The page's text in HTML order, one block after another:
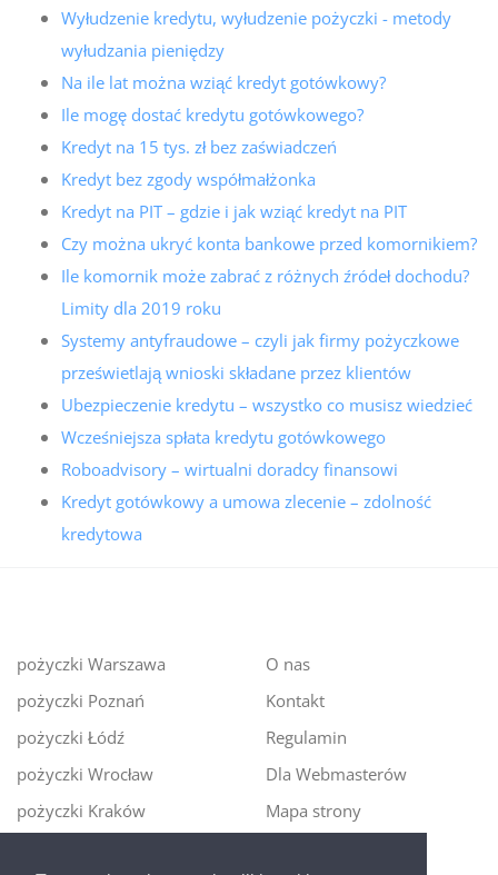
Wyłudzenie kredytu, wyłudzenie pożyczki - metody
wyłudzania pieniędzy
Na ile lat można wziąć kredyt gotówkowy?
Ile mogę dostać kredytu gotówkowego?
Kredyt na 15 tys. zł bez zaświadczeń
Kredyt bez zgody współmałżonka
Kredyt na PIT – gdzie i jak wziąć kredyt na PIT
Czy można ukryć konta bankowe przed komornikiem?
Ile komornik może zabrać z różnych źródeł dochodu?
Limity dla 2019 roku
Systemy antyfraudowe – czyli jak firmy pożyczkowe
prześwietlają wnioski składane przez klientów
Ubezpieczenie kredytu – wszystko co musisz wiedzieć
Wcześniejsza spłata kredytu gotówkowego
Roboadvisory – wirtualni doradcy finansowi
Kredyt gotówkowy a umowa zlecenie – zdolność
kredytowa
pożyczki Warszawa
pożyczki Poznań
pożyczki Łódź
pożyczki Wrocław
pożyczki Kraków
O nas
Kontakt
Regulamin
Dla Webmasterów
Mapa strony